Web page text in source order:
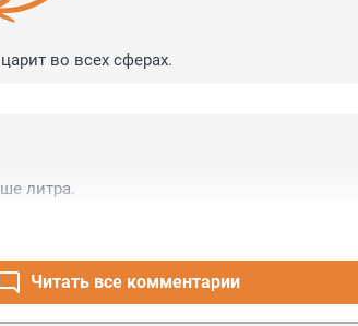
во всех сферах.
литра.
Читать все комментарии